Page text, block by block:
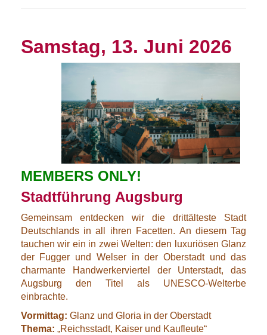
Samstag, 13. Juni 2026
MEMBERS ONLY!
Stadtführung Augsburg
Gemeinsam entdecken wir die drittälteste Stadt
Deutschlands in all ihren Facetten. An diesem Tag
tauchen wir ein in zwei Welten: den luxuriösen Glanz
der Fugger und Welser in der Oberstadt und das
charmante Handwerkerviertel der Unterstadt, das
Augsburg den Titel als UNESCO-Welterbe
einbrachte.
Vormittag: Glanz und Gloria in der Oberstadt
Thema: „Reichsstadt, Kaiser und Kaufleute“